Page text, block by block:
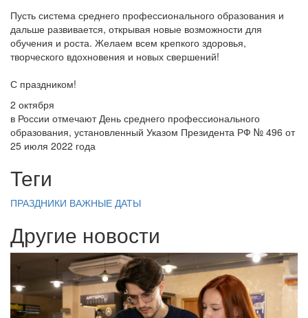
Пусть система среднего профессионального образования и
дальше развивается, открывая новые возможности для
обучения и роста. Желаем всем крепкого здоровья,
творческого вдохновения и новых свершений!
С праздником!
2 октября
в России отмечают День среднего профессионального
образования, установленный Указом Президента РФ № 496 от
25 июля 2022 года
Теги
ПРАЗДНИКИ ВАЖНЫЕ ДАТЫ
Другие новости